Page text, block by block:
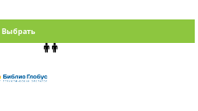
Выбрать